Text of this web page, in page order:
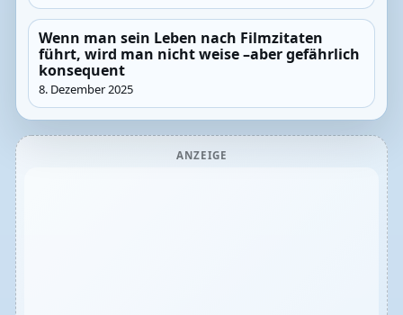
Wenn man sein Leben nach Filmzitaten
führt, wird man nicht weise –aber gefährlich
konsequent
8. Dezember 2025
ANZEIGE